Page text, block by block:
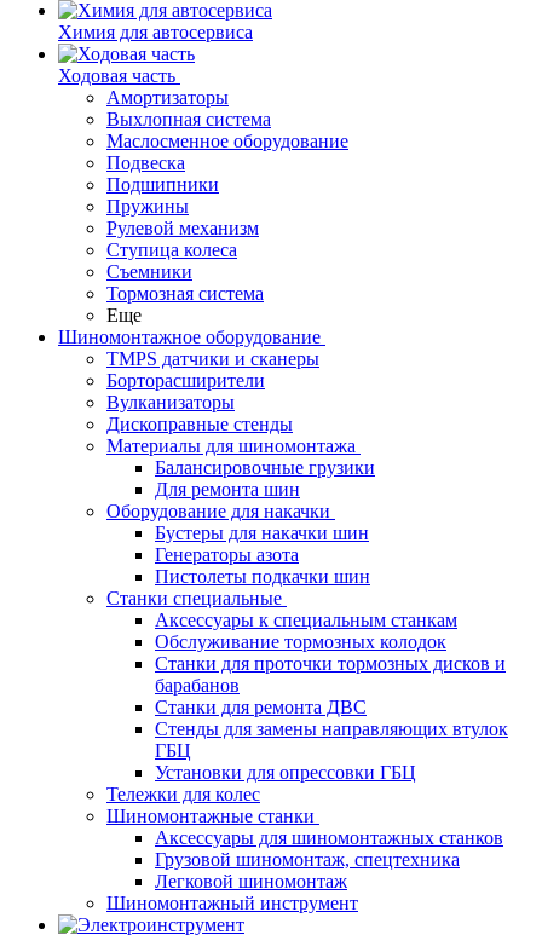
Химия для автосервиса
Ходовая часть
Амортизаторы
Выхлопная система
Маслосменное оборудование
Подвеска
Подшипники
Пружины
Рулевой механизм
Ступица колеса
Съемники
Тормозная система
Еще
Шиномонтажное оборудование
TMPS датчики и сканеры
Борторасширители
Вулканизаторы
Дископравные стенды
Материалы для шиномонтажа
Балансировочные грузики
Для ремонта шин
Оборудование для накачки
Бустеры для накачки шин
Генераторы азота
Пистолеты подкачки шин
Станки специальные
Аксессуары к специальным станкам
Обслуживание тормозных колодок
Станки для проточки тормозных дисков и
барабанов
Станки для ремонта ДВС
Стенды для замены направляющих втулок
ГБЦ
Установки для опрессовки ГБЦ
Тележки для колес
Шиномонтажные станки
Аксессуары для шиномонтажных станков
Грузовой шиномонтаж, спецтехника
Легковой шиномонтаж
Шиномонтажный инструмент